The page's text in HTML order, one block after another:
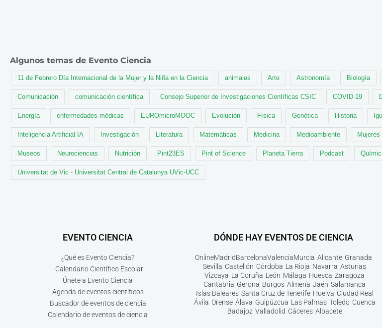
Algunos temas de Evento Ciencia
11 de Febrero Día Internacional de la Mujer y la Niña en la Ciencia animales Arte Astronomía Biología
Comunicación comunicación científica Consejo Superior de Investigaciones Científicas CSIC COVID-19
Energía enfermedades médicas EUROmicroMOOC Evolución Física Genética Historia
Inteligencia Artificial IA Investigación Literatura Matemáticas Medicina Medioambiente Mujeres
Museos Neurociencias Nutrición Pint23ES Pint of Science Planeta Tierra Podcast
Universitat de Vic - Universitat Central de Catalunya UVic-UCC
EVENTO CIENCIA
¿Qué es Evento Ciencia?
Calendario Científico Escolar
Únete a Evento Ciencia
Agenda de eventos científicos
Buscador de eventos de ciencia
Calendario de eventos de ciencia
DÓNDE HAY EVENTOS DE CIENCIA
OnlineMadridBarcelonaValenciaMurcia Alicante Granada
Sevilla Castellón Córdoba La Rioja Navarra Asturias
Vizcaya La Coruña León Málaga Huesca Zaragoza
Cantabria Gerona Burgos Almería Jaén Salamanca
Islas Baleares Santa Cruz de Tenerife Huelva Ciudad Real
Ávila Orense Álava Guipúzcua Las Palmas Toledo Cuenca
Badajoz Valladolid Cáceres Albacete